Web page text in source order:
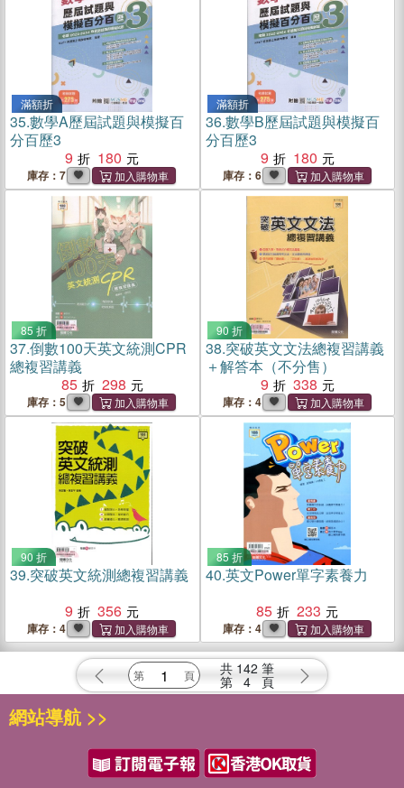
滿額折
35.數學A歷屆試題與模擬百
分百歷3
9
180
庫存：7
滿額折
36.數學B歷屆試題與模擬百
分百歷3
9
180
庫存：6
85 折
37.倒數100天英文統測CPR
總複習講義
85
298
庫存：5
90 折
38.突破英文文法總複習講義
＋解答本（不分售）
9
338
庫存：4
90 折
39.突破英文統測總複習講義
9
356
庫存：4
85 折
40.英文Power單字素養力
85
233
庫存：4
共 142 筆
第 4 頁
網站導航 >>